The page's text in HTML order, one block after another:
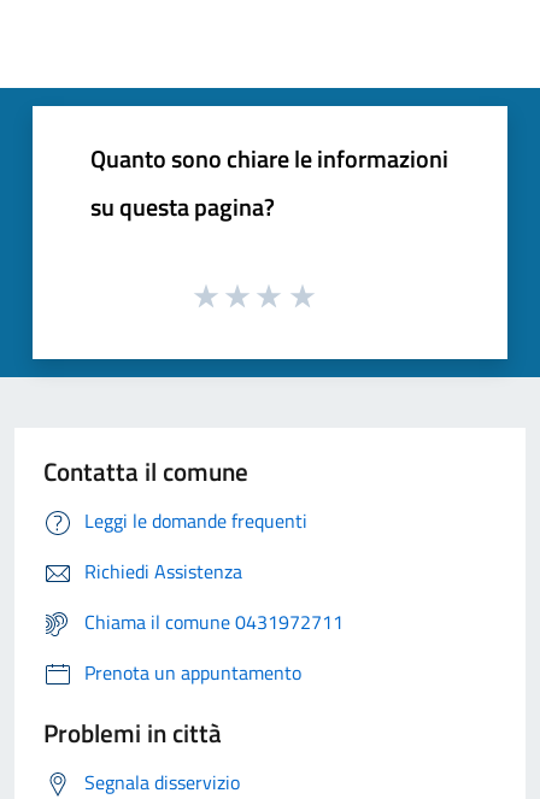
Quanto sono chiare le informazioni
su questa pagina?
Contatta il comune
Leggi le domande frequenti
Richiedi Assistenza
Chiama il comune 0431972711
Prenota un appuntamento
Problemi in città
Segnala disservizio